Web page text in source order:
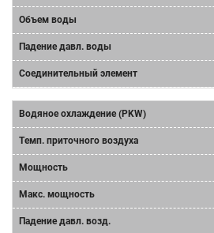
Объем воды
Падение давл. воды
Соединительный элемент
Водяное охлаждение (PKW)
Tемп. приточного воздуха
Мощность
Mакс. мощность
Падение давл. возд.